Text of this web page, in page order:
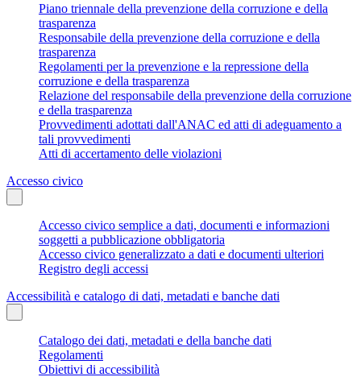
Piano triennale della prevenzione della corruzione e della
trasparenza
Responsabile della prevenzione della corruzione e della
trasparenza
Regolamenti per la prevenzione e la repressione della
corruzione e della trasparenza
Relazione del responsabile della prevenzione della corruzione
e della trasparenza
Provvedimenti adottati dall'ANAC ed atti di adeguamento a
tali provvedimenti
Atti di accertamento delle violazioni
Accesso civico
Accesso civico semplice a dati, documenti e informazioni
soggetti a pubblicazione obbligatoria
Accesso civico generalizzato a dati e documenti ulteriori
Registro degli accessi
Accessibilità e catalogo di dati, metadati e banche dati
Catalogo dei dati, metadati e della banche dati
Regolamenti
Obiettivi di accessibilità